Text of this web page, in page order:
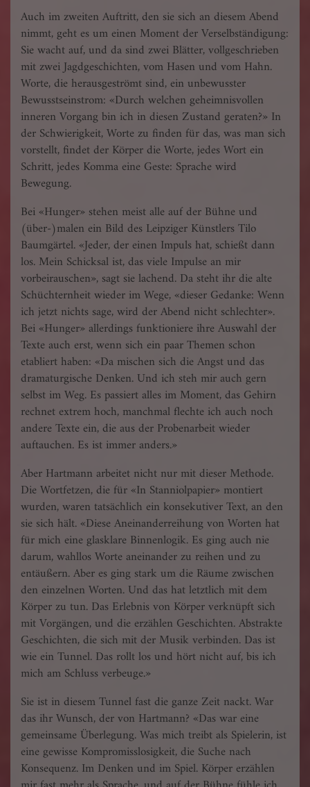
Auch im zweiten Auftritt, den sie sich an diesem Abend
nimmt, geht es um einen Moment der Verselbständigung:
Sie wacht auf, und da sind zwei Blätter, vollgeschrieben
mit zwei Jagdgeschichten, vom Hasen und vom Hahn.
Worte, die herausgeströmt sind, ein unbewusster
Bewusstseinstrom: «Durch welchen geheimnisvollen
inneren Vorgang bin ich in diesen Zustand geraten?» In
der Schwierigkeit, Worte zu finden für das, was man sich
vorstellt, findet der Körper die Worte, jedes Wort ein
Schritt, jedes Komma eine Geste: Sprache wird
Bewegung.
Bei «Hunger» stehen meist alle auf der Bühne und
(über-)malen ein Bild des Leipziger Künstlers Tilo
Baumgärtel. «Jeder, der einen Impuls hat, schießt dann
los. Mein Schicksal ist, das viele Impulse an mir
vorbeirauschen», sagt sie lachend. Da steht ihr die alte
Schüchternheit wieder im Wege, «dieser Gedanke: Wenn
ich jetzt nichts sage, wird der Abend nicht schlechter».
Bei «Hunger» allerdings funktioniere ihre Auswahl der
Texte auch erst, wenn sich ein paar Themen schon
etabliert haben: «Da mischen sich die Angst und das
dramaturgische Denken. Und ich steh mir auch gern
selbst im Weg. Es passiert alles im Moment, das Gehirn
rechnet extrem hoch, manchmal flechte ich auch noch
andere Texte ein, die aus der Probenarbeit wieder
auftauchen. Es ist immer anders.»
Aber Hartmann arbeitet nicht nur mit dieser Methode.
Die Wortfetzen, die für «In Stanniolpapier» montiert
wurden, waren tatsächlich ein konsekutiver Text, an den
sie sich hält. «Diese Aneinanderreihung von Worten hat
für mich eine glasklare Binnenlogik. Es ging auch nie
darum, wahllos Worte aneinander zu reihen und zu
entäußern. Aber es ging stark um die Räume zwischen
den einzelnen Worten. Und das hat letztlich mit dem
Körper zu tun. Das Erlebnis von Körper verknüpft sich
mit Vorgängen, und die erzählen Geschichten. Abstrakte
Geschichten, die sich mit der Musik verbinden. Das ist
wie ein Tunnel. Das rollt los und hört nicht auf, bis ich
mich am Schluss verbeuge.»
Sie ist in diesem Tunnel fast die ganze Zeit nackt. War
das ihr Wunsch, der von Hartmann? «Das war eine
gemeinsame Überlegung. Was mich treibt als Spielerin, ist
eine gewisse Kompromisslosigkeit, die Suche nach
Konsequenz. Im Denken und im Spiel. Körper erzählen